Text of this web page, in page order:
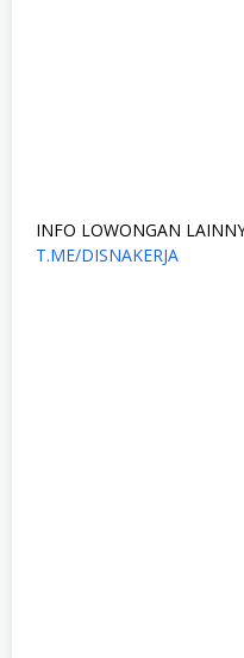
INFO LOWONGAN
T.ME/DISNAKERJA